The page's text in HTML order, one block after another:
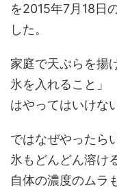
を2015年7月18日
した。
家庭で天ぷらを揚
氷を入れること」
はやってはいけな
ではなぜやったら
氷もどんどん溶け
自体の濃度のムラ